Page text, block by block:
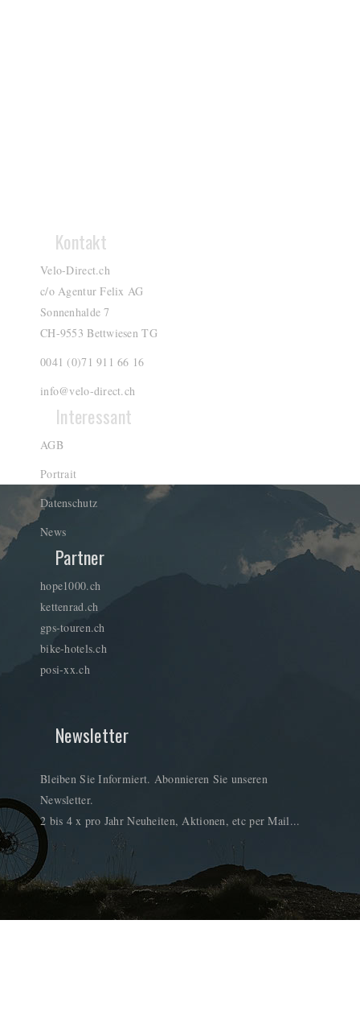
Kontakt
Velo-Direct.ch
c/o Agentur Felix AG
Sonnenhalde 7
CH-9553 Bettwiesen TG
0041 (0)71 911 66 16
info@velo-direct.ch
Interessant
AGB
Portrait
Datenschutz
News
Partner
hope1000.ch
kettenrad.ch
gps-touren.ch
bike-hotels.ch
posi-xx.ch
Newsletter
Bleiben Sie Informiert. Abonnieren Sie unseren
Newsletter.
2 bis 4 x pro Jahr Neuheiten, Aktionen, etc per Mail...